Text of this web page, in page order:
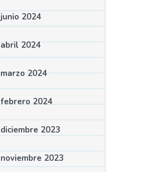
junio 2024
abril 2024
marzo 2024
febrero 2024
diciembre 2023
noviembre 2023